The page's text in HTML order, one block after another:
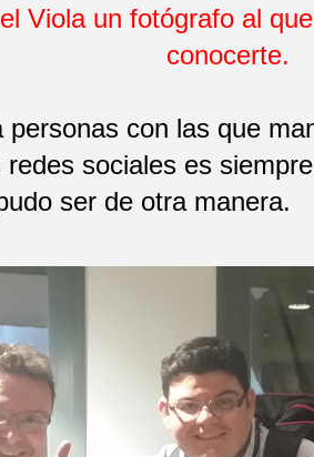
Viola un fotógrafo al
conocerte.
personas con las que
redes sociales es
ser de otra manera.